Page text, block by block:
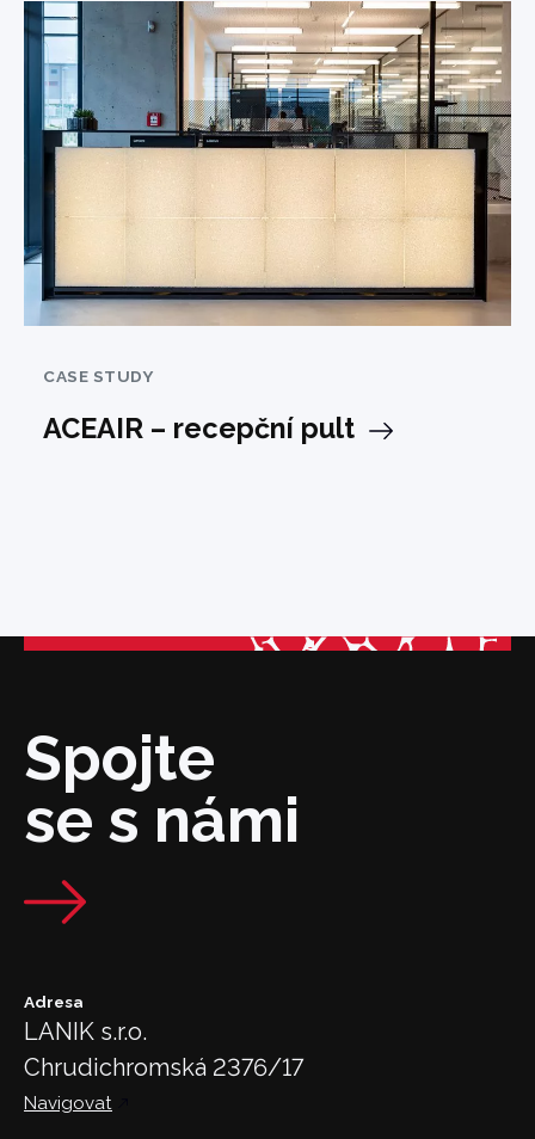
CASE STUDY
ACEAIR – recepční pult
Spojte
se s námi
Adresa
LANIK s.r.o.
Chrudichromská 2376/17
Navigovat